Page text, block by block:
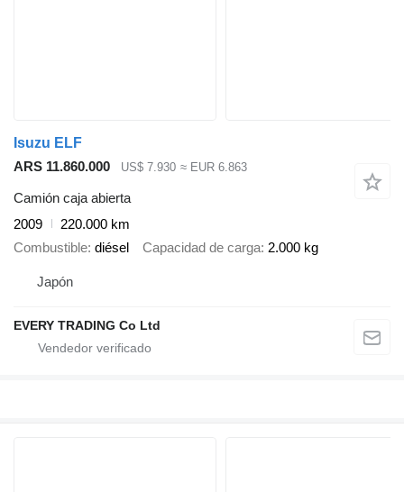
Isuzu ELF
ARS 11.860.000
US$ 7.930 ≈ EUR 6.863
Camión caja abierta
2009
220.000 km
Combustible diésel Capacidad de carga 2.000 kg
Japón
EVERY TRADING Co Ltd